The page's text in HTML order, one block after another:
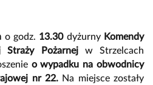
o godz. 13.30dyżurny Komendy
Straży Pożarnejw Strzelcach
o wypadku na obwodnicy
nr 22. Na miejsce zostały